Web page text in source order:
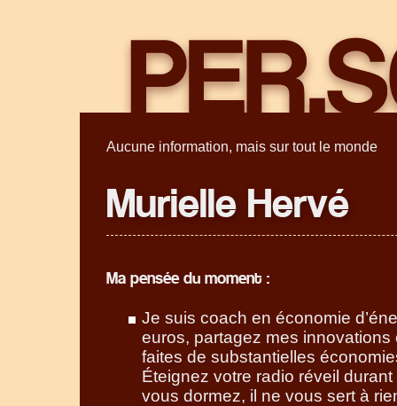
Aucune information, mais sur tout le monde
Murielle Hervé
Ma pensée du moment :
Je suis coach en économie
euros, partagez mes innovations
faites de substantielles
Éteignez votre radio réveil
vous dormez, il ne vous sert à